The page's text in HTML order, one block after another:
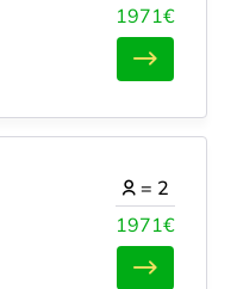
1971€
1971€
= 2